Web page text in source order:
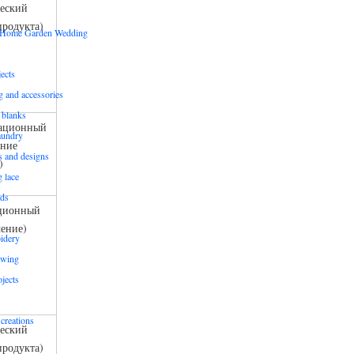
Garden Wedding
accessories
and designs
lace